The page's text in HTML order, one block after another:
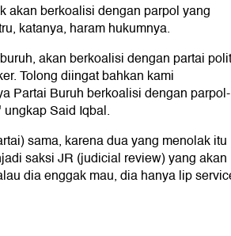
akan berkoalisi dengan parpol yang
katanya, haram hukumnya.
akan berkoalisi dengan partai
Tolong diingat bahkan kami
Partai Buruh berkoalisi dengan parpol-
Said Iqbal.
sama, karena dua yang menolak itu
saksi JR (judicial review) yang akan
dia enggak mau, dia hanya lip